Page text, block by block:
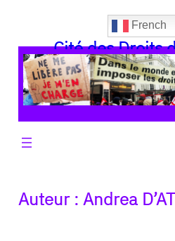
contenu
French
Cité des Droits
Auteur : Andrea